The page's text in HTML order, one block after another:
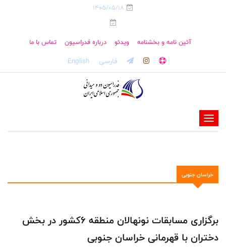
1405/05/18
آئین نامه و بخشنامه ویدئو درباره فدراسیون تماس با ما
فارسی English
-
-
-
-
خراسان جنوبی
برگزاری مسابقات نونهالان منطقه ۶کشور در بخش
دختران با قهرمانی خراسان جنوبی